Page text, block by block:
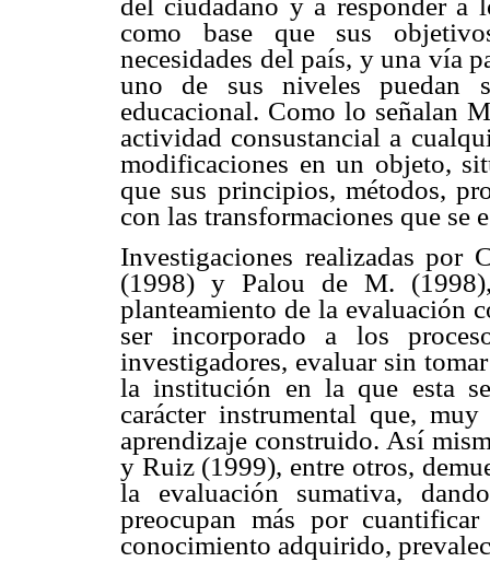
como base que sus
necesidades del país, y una vía
uno de sus niveles puedan
educacional. Como lo señalan
actividad consustancial a
modificaciones en un objeto,
que sus principios, métodos,
con las transformaciones que se
Investigaciones realizadas
(1998) y Palou de M.
planteamiento de la evaluación
ser incorporado a los
investigadores, evaluar sin
la institución en la que esta
carácter instrumental que,
aprendizaje construido. Así
y Ruiz (1999), entre otros,
la evaluación sumativa,
preocupan más por
conocimiento adquirido,